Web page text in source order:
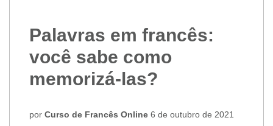
Palavras em francês:
você sabe como
memorizá-las?
por Curso de Francês Online 6 de outubro de 2021